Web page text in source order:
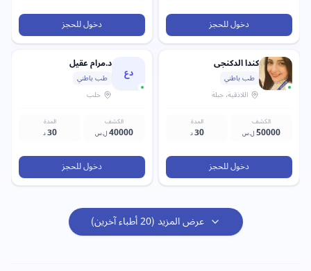
دخول للحجز دخول للحجز
كنداالدكنجي
طب باطني
اللاذقية، جبلة
الكشف
50000ل.س
المدة
30د
دخول للحجز
دع
د.مرام عقيل
طب باطني
حلب
الكشف
40000ل.س
المدة
30د
دخول للحجز
عرض المزيد (20أطباء آخرين)